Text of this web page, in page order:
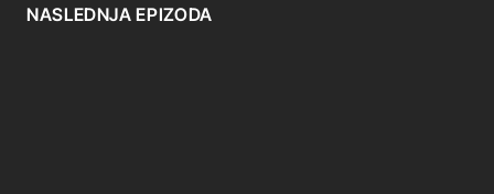
NASLEDNJA EPIZODA